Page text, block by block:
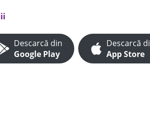
Descarcă din
Google Play
Descarcă
App Store